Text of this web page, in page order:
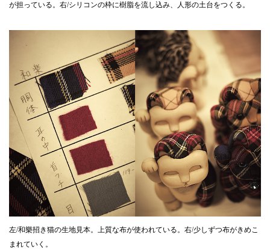
が担っている。右/シリコンの枠に樹脂を流し込み、人形の土台をつくる。
左/和樂招き猫の生地見本。上質な布が使われている。右/少しずつ布がきめこ
まれていく。